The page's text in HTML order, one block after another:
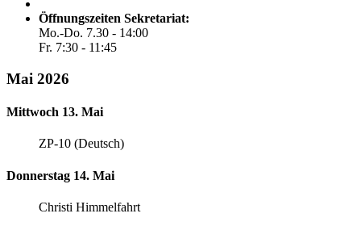
Öffnungszeiten Sekretariat:
Mo.-Do. 7.30 - 14:00
Fr. 7:30 - 11:45
Mai 2026
Mittwoch 13. Mai
ZP-10 (Deutsch)
Donnerstag 14. Mai
Christi Himmelfahrt